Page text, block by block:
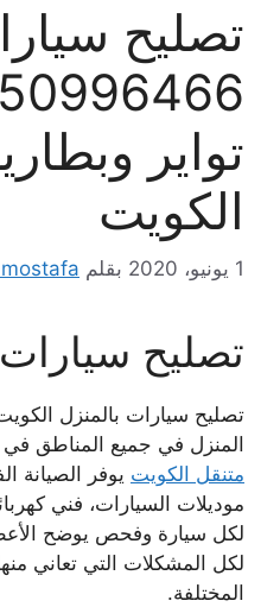
تصليح
تواير
الكويت
1 يونيو، 2020 بقلم
تصليح سيارات
تصليح سيارات بالمنزل
المنزل في جميع المناطق في
متنقل الكويت يوفر الصيانة
موديلات السيارات، فني
لكل سيارة وفحص يوضح
لكل المشكلات التي تعاني
المختلفة.